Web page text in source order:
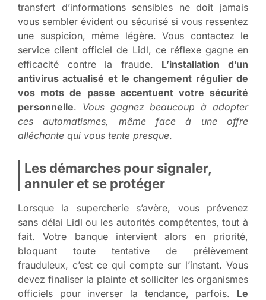
transfert d’informations sensibles ne doit jamais
vous sembler évident ou sécurisé si vous ressentez
une suspicion, même légère. Vous contactez le
service client officiel de Lidl, ce réflexe gagne en
efficacité contre la fraude. L’installation d’un
antivirus actualisé et le changement régulier de
vos mots de passe accentuent votre sécurité
personnelle. Vous gagnez beaucoup à adopter
ces automatismes, même face à une offre
alléchante qui vous tente presque.
Les démarches pour signaler,
annuler et se protéger
Lorsque la supercherie s’avère, vous prévenez
sans délai Lidl ou les autorités compétentes, tout à
fait. Votre banque intervient alors en priorité,
bloquant toute tentative de prélèvement
frauduleux, c’est ce qui compte sur l’instant. Vous
devez finaliser la plainte et solliciter les organismes
officiels pour inverser la tendance, parfois. Le